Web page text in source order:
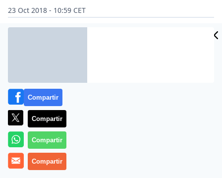
23 Oct 2018 - 10:59 CET
Archivado en: IGLESIA CATÓLICA
Compartir
Compartir
Compartir
Compartir